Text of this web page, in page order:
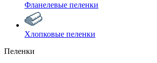
Фланелевые пеленки
Хлопковые пеленки
Пеленки